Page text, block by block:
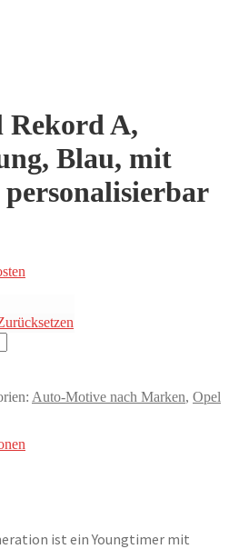
Rekord A,
Blau, mit
Auto-Motive nach Marken, Opel
ist ein Youngtimer mit